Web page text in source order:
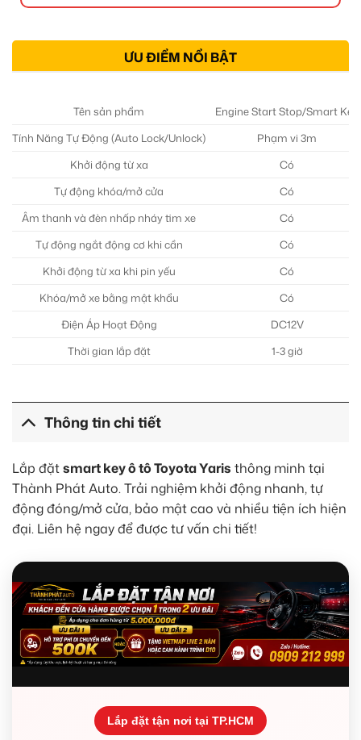
ƯU ĐIỂM NỔI BẬT
Tên sản phẩm
Engine Start Stop/Smart Key
Tính Năng Tự Động (Auto Lock/Unlock)
Phạm vi 3m
Khởi động từ xa
Có
Tự động khóa/mở cửa
Có
Âm thanh và đèn nhấp nháy tim xe
Có
Tự động ngắt động cơ khi cần
Có
Khởi động từ xa khi pin yếu
Có
Khóa/mở xe bằng mật khẩu
Có
Điện Áp Hoạt Động
DC12V
Thời gian lắp đặt
1-3 giờ
Thông tin chi tiết
Lắp đặtsmart key ô tô Toyota Yaris thông minh tại
Thành Phát Auto. Trải nghiệm khởi động nhanh, tự
động đóng/mở cửa, bảo mật cao và nhiều tiện ích hiện
đại. Liên hệ ngay để được tư vấn chi tiết!
Lắp đặt tận nơi tại TP.HCM